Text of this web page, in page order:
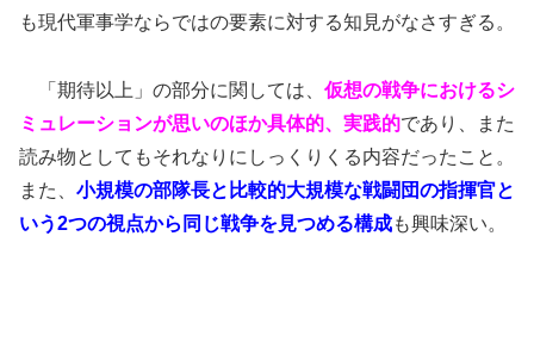
も現代軍事学ならではの要素に対する知見がなさすぎる。
「期待以上」の部分に関しては、 仮想の戦争におけるシ
ミュレーションが思いのほか具体的、実践的であり、また
読み物としてもそれなりにしっくりくる内容だったこと。
また、 小規模の部隊長と比較的大規模な戦闘団の指揮官と
いう2つの視点から同じ戦争を見つめる構成も興味深い。